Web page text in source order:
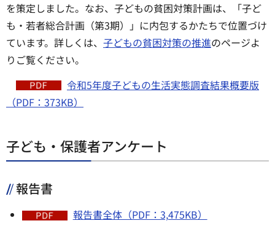
を策定しました。なお、子どもの貧困対策計画は、「子ど
も・若者総合計画（第3期）」に内包するかたちで位置づけ
ています。詳しくは、 子どもの貧困対策の推進のページよ
りご覧ください。
令和5年度子どもの生活実態調査結果概要版
（PDF：373KB）
子ども・保護者アンケート
報告書
報告書全体（PDF：3,475KB）